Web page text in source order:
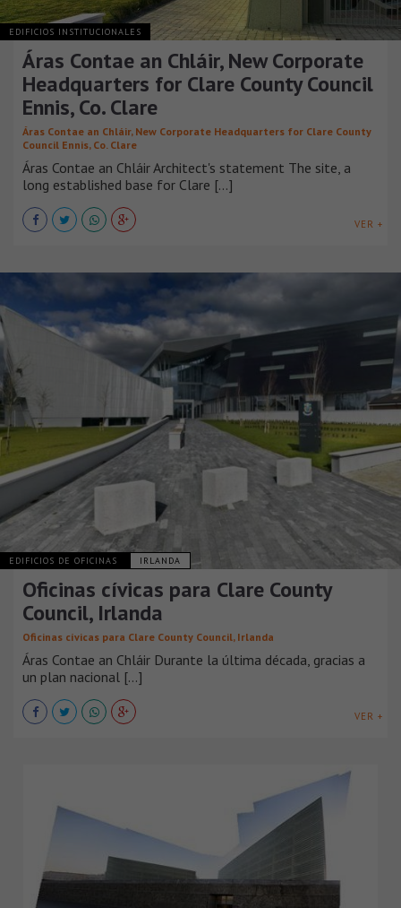
EDIFICIOS INSTITUCIONALES
Áras Contae an Chláir, New Corporate
Headquarters for Clare County Council
Ennis, Co. Clare
Áras Contae an Chláir, New Corporate Headquarters for Clare County
Council Ennis, Co. Clare
Áras Contae an Chláir Architect's statement The site, a
long established base for Clare [...]
VER +
EDIFICIOS DE OFICINAS IRLANDA
Oficinas cívicas para Clare County
Council, Irlanda
Oficinas cívicas para Clare County Council, Irlanda
Áras Contae an Chláir Durante la última década, gracias a
un plan nacional [...]
VER +